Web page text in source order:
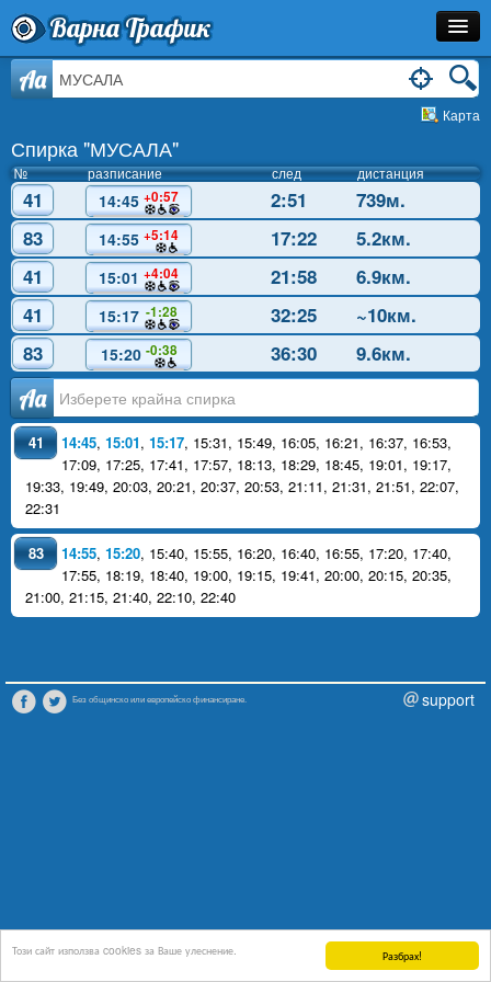
Разбрах!
Този сайт използва cookies за Ваше улеснение.
Варна Трафик
Спирка
Разписание
Как Да Стигна?
Инфо
Aa
Карта
Спирка "МУСАЛА"
№ разписание след дистанция
41 14:45 +0:57 2:51
739м.
83
14:55 +5:14 17:22
5.2км.
41
15:01 +4:04 21:58
6.9км.
41
15:17 -1:28 32:25
~10км.
83
15:20 -0:38 36:30 9.6км.
Аа
41 14:45, 15:01, 15:17, 15:31, 15:49, 16:05, 16:21, 16:37, 16:53,
17:09, 17:25, 17:41, 17:57, 18:13, 18:29, 18:45, 19:01, 19:17,
19:33, 19:49, 20:03, 20:21, 20:37, 20:53, 21:11, 21:31, 21:51, 22:07,
22:31
83 14:55, 15:20, 15:40, 15:55, 16:20, 16:40, 16:55, 17:20, 17:40,
17:55, 18:19, 18:40, 19:00, 19:15, 19:41, 20:00, 20:15, 20:35,
21:00, 21:15, 21:40, 22:10, 22:40
Без общинско или европейско финансиране. support